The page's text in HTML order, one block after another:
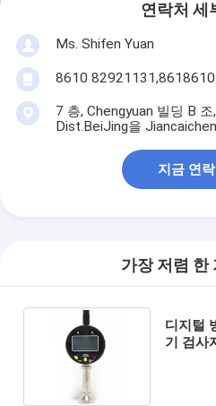
연락처 세
Ms. Shifen Yuan
8610
7 층, Chengyuan 빌딩 B
Dist.BeiJing을
지금 연락
가장 저렴 한
디지털
기 검사